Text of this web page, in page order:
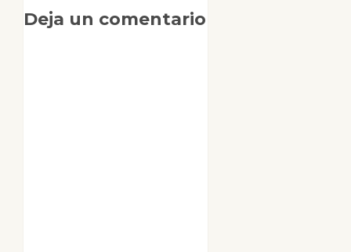
Deja un comentario